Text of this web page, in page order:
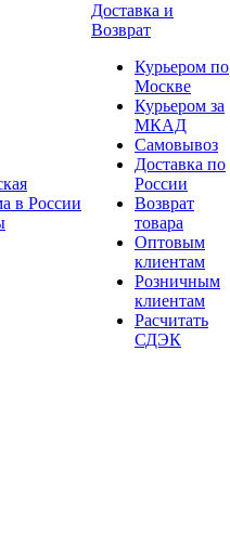
в России
Доставка и
Возврат
Курьером по
Москве
Курьером за
МКАД
Самовывоз
Доставка по
России
Возврат
товара
Оптовым
клиентам
Розничным
клиентам
Расчитать
СДЭК